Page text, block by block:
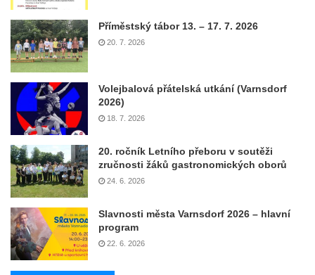
Příměstský tábor 13. – 17. 7. 2026
20. 7. 2026
Volejbalová přátelská utkání (Varnsdorf
2026)
18. 7. 2026
20. ročník Letního přeboru v soutěži
zručnosti žáků gastronomických oborů
24. 6. 2026
Slavnosti města Varnsdorf 2026 – hlavní
program
22. 6. 2026